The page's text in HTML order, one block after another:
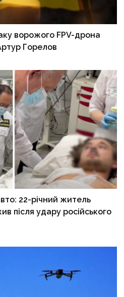
ворожого FPV-дрона
Горелов
22-річний житель
після удару російського